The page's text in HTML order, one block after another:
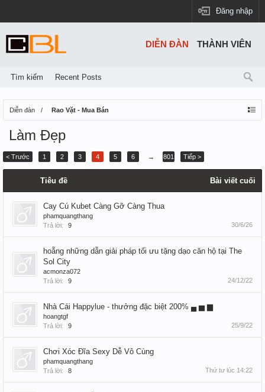
Đăng nhập
Diễn đàn Rao Vặt - Mua Bán
Làm Đẹp
< Trước 1 2 3 4 5 6 → 801 Tiếp >
Tiêu đề Bài viết cuối
Cay Cú Kubet Càng Gỡ Càng Thua
phamquangthang
Trả lời:
9 30/6/26
hoẵng những dẫn giải pháp tối ưu tặng dạo căn hộ tại The
Sol City
acmonza072
Trả lời:
9 24/12/22
Nhà Cái Happylue - thưởng đặc biệt 200% ▄ ▅ ▆
hoangtgf
Trả lời:
9 25/9/22
Chơi Xóc Đĩa Sexy Dễ Vô Cùng
phamquangthang
Trả lời:
8 Thứ tư lúc 14:22
DIỄN ĐÀN
Tìm kiếm Recent Posts
THÀNH VIÊN